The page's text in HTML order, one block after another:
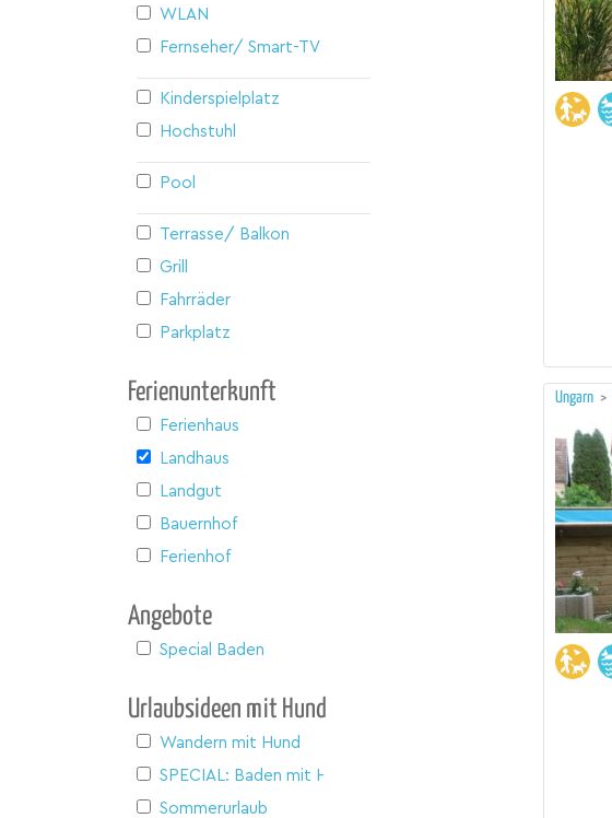
WLAN
Fernseher/ Smart-TV
Kinderspielplatz
Hochstuhl
Pool
Terrasse/ Balkon
Grill
Fahrräder
Parkplatz
Ferienunterkunft
Ferienhaus
Landhaus
Landgut
Bauernhof
Ferienhof
Angebote
Special Baden
Urlaubsideen mit Hund
Wandern mit Hund
SPECIAL: Baden mit Hund
Sommerurlaub
Ungarn >